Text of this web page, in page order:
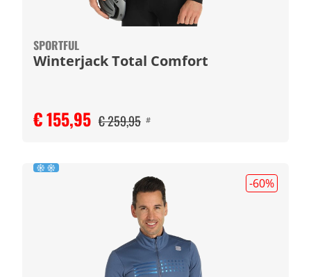
SPORTFUL
Winterjack Total Comfort
€ 155,95 € 259,95 #
-60%